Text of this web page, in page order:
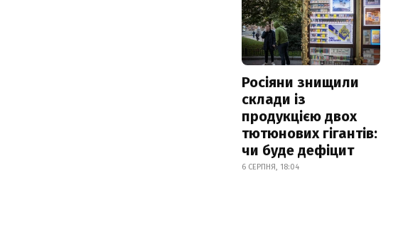
Росіяни знищили
склади із
продукцією двох
тютюнових гігантів:
чи буде дефіцит
6 СЕРПНЯ, 18:04